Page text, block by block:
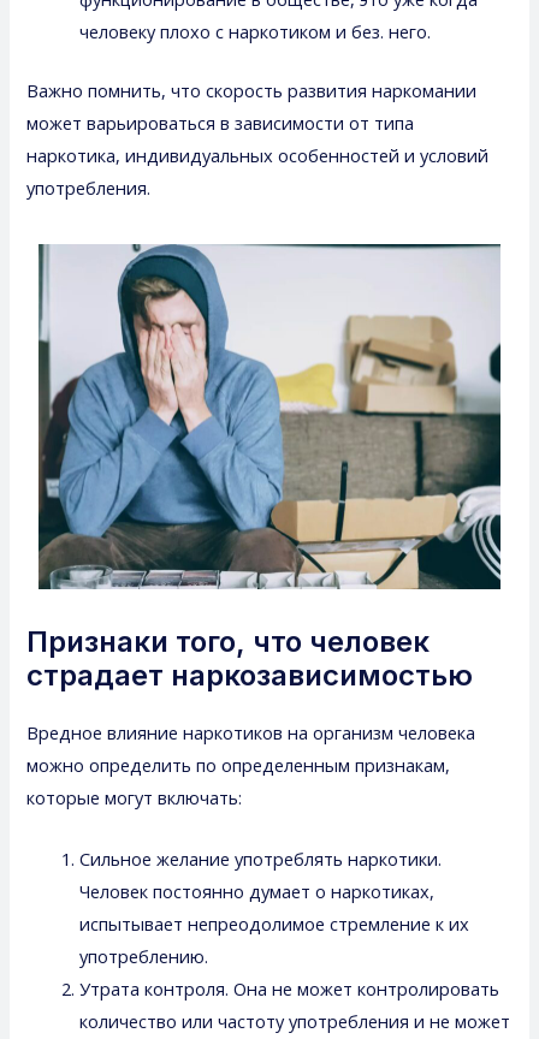
человеку плохо с наркотиком и без. него.
Важно помнить, что скорость развития наркомании
может варьироваться в зависимости от типа
наркотика, индивидуальных особенностей и условий
употребления.
Признаки того, что человек
страдает наркозависимостью
Вредное влияние наркотиков на организм человека
можно определить по определенным признакам,
которые могут включать:
Сильное желание употреблять наркотики.
Человек постоянно думает о наркотиках,
испытывает непреодолимое стремление к их
употреблению.
Утрата контроля. Она не может контролировать
количество или частоту употребления и не может